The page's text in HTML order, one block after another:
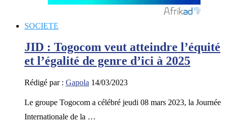
SOCIETE
JID : Togocom veut atteindre l’équité
et l’égalité de genre d’ici à 2025
Rédigé par : Gapola 14/03/2023
Le groupe Togocom a célébré jeudi 08 mars 2023, la Journée
Internationale de la …